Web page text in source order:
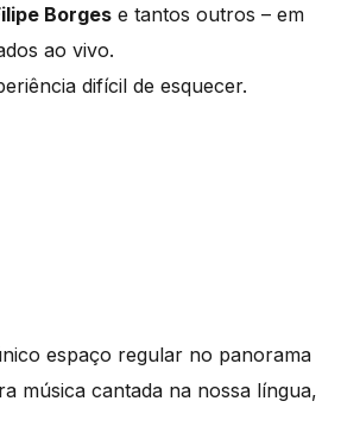
Borges e tantos outros – em
ao vivo.
difícil de esquecer.
espaço regular no panorama
música cantada na nossa língua,